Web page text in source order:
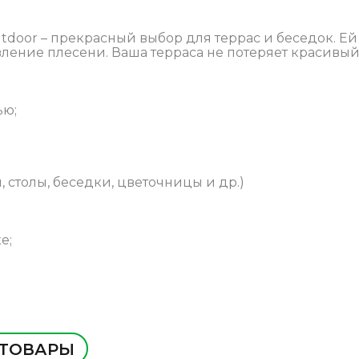
– прекрасный выбор для террас и беседок.
плесени. Ваша терраса не потеряет
беседки, цветочницы и др.)